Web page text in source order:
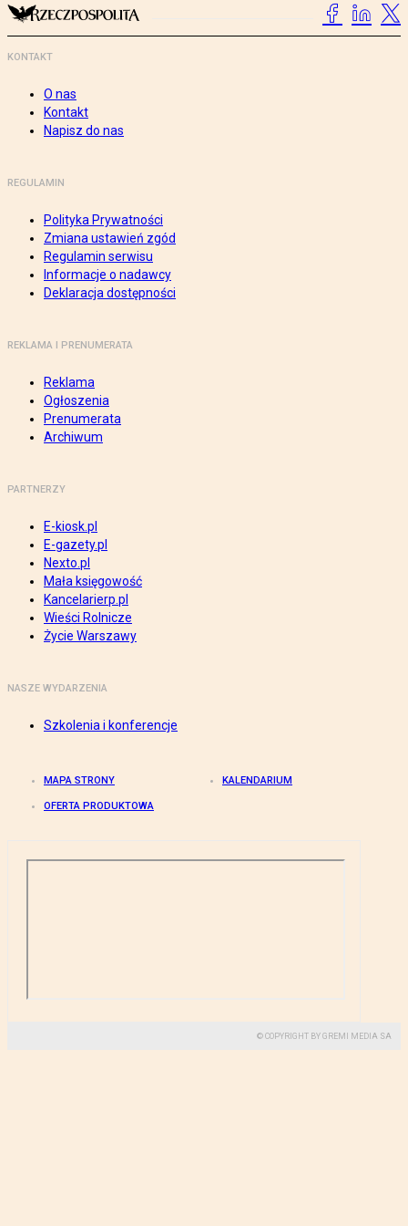
KONTAKT
O nas
Kontakt
Napisz do nas
REGULAMIN
Polityka Prywatności
Zmiana ustawień zgód
Regulamin serwisu
Informacje o nadawcy
Deklaracja dostępności
REKLAMA I PRENUMERATA
Reklama
Ogłoszenia
Prenumerata
Archiwum
PARTNERZY
E-kiosk.pl
E-gazety.pl
Nexto.pl
Mała księgowość
Kancelarierp.pl
Wieści Rolnicze
Życie Warszawy
NASZE WYDARZENIA
Szkolenia i konferencje
MAPA STRONY KALENDARIUM
OFERTA PRODUKTOWA
© COPYRIGHT BY GREMI MEDIA SA